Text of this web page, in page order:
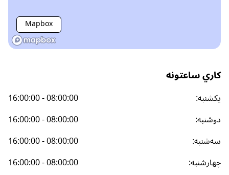
Mapbox
کاري ساعتونه
یکشنبه:
16:00:00 - 08:00:00
دوشنبه:
16:00:00 - 08:00:00
سه‌شنبه:
16:00:00 - 08:00:00
چهارشنبه:
16:00:00 - 08:00:00